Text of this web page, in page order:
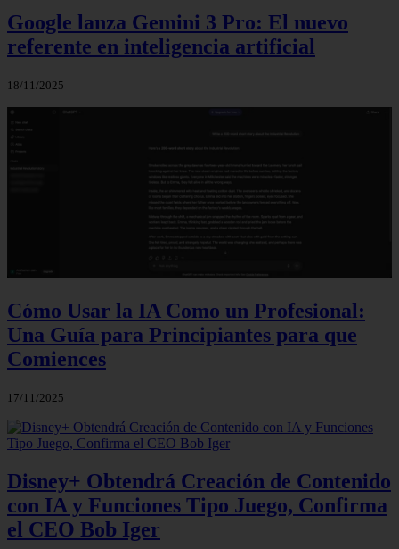
Google lanza Gemini 3 Pro: El nuevo
referente en inteligencia artificial
18/11/2025
Cómo Usar la IA Como un Profesional:
Una Guía para Principiantes para que
Comiences
17/11/2025
Disney+ Obtendrá Creación de Contenido
con IA y Funciones Tipo Juego, Confirma
el CEO Bob Iger